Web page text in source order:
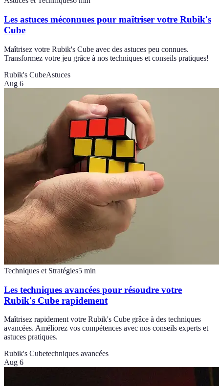
Les astuces méconnues pour maîtriser votre Rubik's
Cube
Maîtrisez votre Rubik's Cube avec des astuces peu connues.
Transformez votre jeu grâce à nos techniques et conseils pratiques!
Rubik's CubeAstuces
Aug 6
Techniques et Stratégies5 min
Les techniques avancées pour résoudre votre
Rubik's Cube rapidement
Maîtrisez rapidement votre Rubik's Cube grâce à des techniques
avancées. Améliorez vos compétences avec nos conseils experts et
astuces pratiques.
Rubik's Cubetechniques avancées
Aug 6